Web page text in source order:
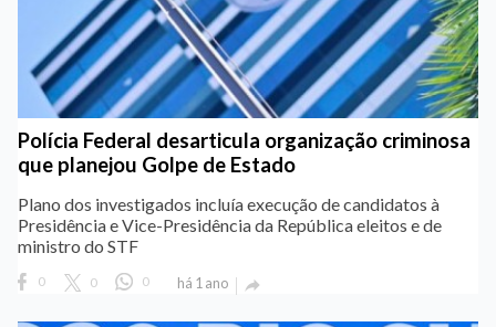
Polícia Federal desarticula organização criminosa
que planejou Golpe de Estado
Plano dos investigados incluía execução de candidatos à
Presidência e Vice-Presidência da República eleitos e de
ministro do STF
0 0 0 há 1 ano 